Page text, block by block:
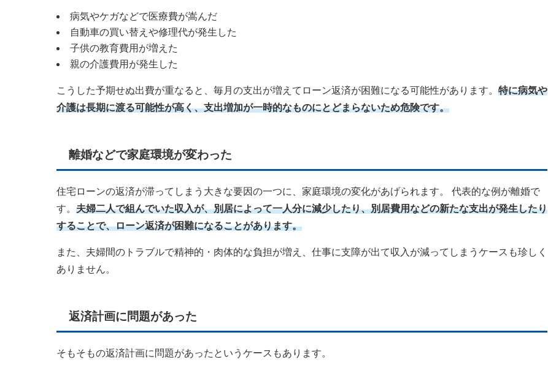
病気やケガなどで医療費が嵩んだ
自動車の買い替えや修理代が発生した
子供の教育費用が増えた
親の介護費用が発生した
こうした予期せぬ出費が重なると、毎月の支出が増えてローン返済が困難になる可能性があります。 特に病気や
介護は長期に渡る可能性が高く、支出増加が一時的なものにとどまらないため危険です。
離婚などで家庭環境が変わった
住宅ローンの返済が滞ってしまう大きな要因の一つに、家庭環境の変化があげられます。 代表的な例が離婚で
す。 夫婦二人で組んでいた収入が、別居によって一人分に減少したり、別居費用などの新たな支出が発生したり
することで、ローン返済が困難になることがあります。
また、夫婦間のトラブルで精神的・肉体的な負担が増え、仕事に支障が出て収入が減ってしまうケースも珍しく
ありません。
返済計画に問題があった
そもそもの返済計画に問題があったというケースもあります。